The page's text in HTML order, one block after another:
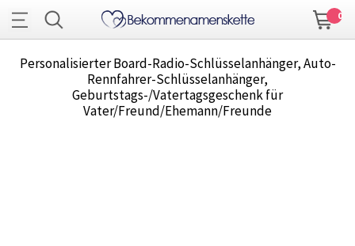
0
Personalisierter Board-Radio-Schlüsselanhänger, Auto-
Rennfahrer-Schlüsselanhänger,
Geburtstags-/Vatertagsgeschenk für
Vater/Freund/Ehemann/Freunde